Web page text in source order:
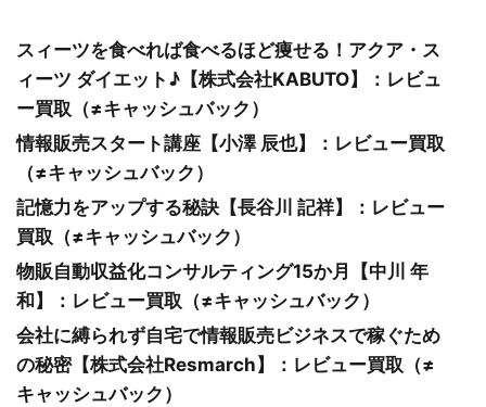
スィーツを食べれば食べるほど痩せる！アクア・ス
ィーツ ダイエット♪【株式会社KABUTO】：レビュ
ー買取（≠キャッシュバック）
情報販売スタート講座【小澤 辰也】：レビュー買取
（≠キャッシュバック）
記憶力をアップする秘訣【長谷川 記祥】：レビュー
買取（≠キャッシュバック）
物販自動収益化コンサルティング15か月【中川 年
和】：レビュー買取（≠キャッシュバック）
会社に縛られず自宅で情報販売ビジネスで稼ぐため
の秘密【株式会社Resmarch】：レビュー買取（≠
キャッシュバック）